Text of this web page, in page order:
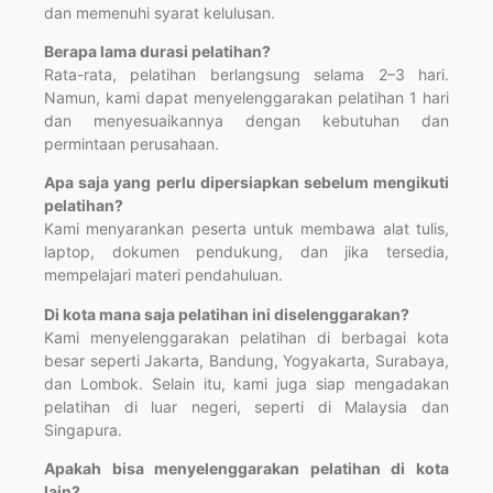
dan memenuhi syarat kelulusan.
Berapa lama durasi pelatihan?
Rata-rata, pelatihan berlangsung selama 2–3 hari.
Namun, kami dapat menyelenggarakan pelatihan 1 hari
dan menyesuaikannya dengan kebutuhan dan
permintaan perusahaan.
Apa saja yang perlu dipersiapkan sebelum mengikuti
pelatihan?
Kami menyarankan peserta untuk membawa alat tulis,
laptop, dokumen pendukung, dan jika tersedia,
mempelajari materi pendahuluan.
Di kota mana saja pelatihan ini diselenggarakan?
Kami menyelenggarakan pelatihan di berbagai kota
besar seperti Jakarta, Bandung, Yogyakarta, Surabaya,
dan Lombok. Selain itu, kami juga siap mengadakan
pelatihan di luar negeri, seperti di Malaysia dan
Singapura.
Apakah bisa menyelenggarakan pelatihan di kota